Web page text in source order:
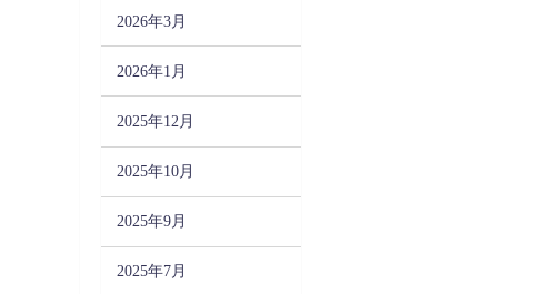
2026年3月
2026年1月
2025年12月
2025年10月
2025年9月
2025年7月